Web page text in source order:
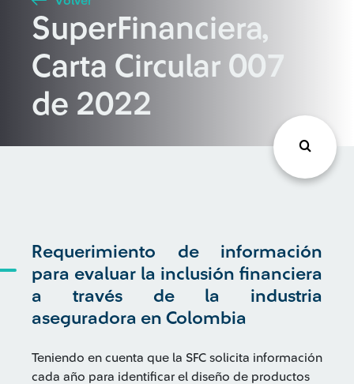
BuscarSuperFinanciera,
Carta Circular 007
de 2022
Requerimiento de información
para evaluar la inclusión financiera
a través de la industria
aseguradora en Colombia
Teniendo en cuenta que la SFC solicita información
cada año para identificar el diseño de productos